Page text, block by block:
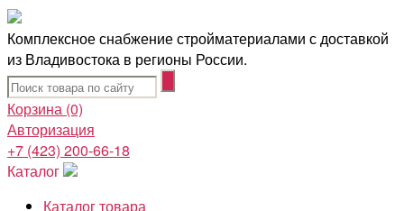
Комплексное снабжение стройматериалами с доставкой
из Владивостока в регионы России.
Корзина (0)
Авторизация
+7 (423) 200-66-18
Каталог
Каталог товара